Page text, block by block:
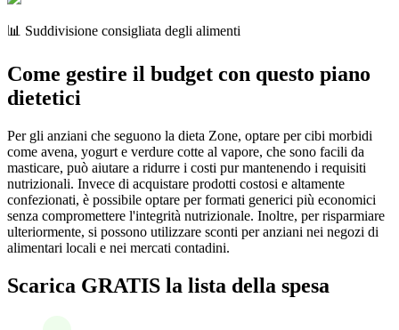
📊 Suddivisione consigliata degli alimenti
Come gestire il budget con questo piano
dietetici
Per gli anziani che seguono la dieta Zone, optare per cibi morbidi
come avena, yogurt e verdure cotte al vapore, che sono facili da
masticare, può aiutare a ridurre i costi pur mantenendo i requisiti
nutrizionali. Invece di acquistare prodotti costosi e altamente
confezionati, è possibile optare per formati generici più economici
senza compromettere l'integrità nutrizionale. Inoltre, per risparmiare
ulteriormente, si possono utilizzare sconti per anziani nei negozi di
alimentari locali e nei mercati contadini.
Scarica GRATIS la lista della spesa